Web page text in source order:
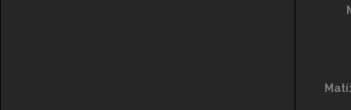
Matí: